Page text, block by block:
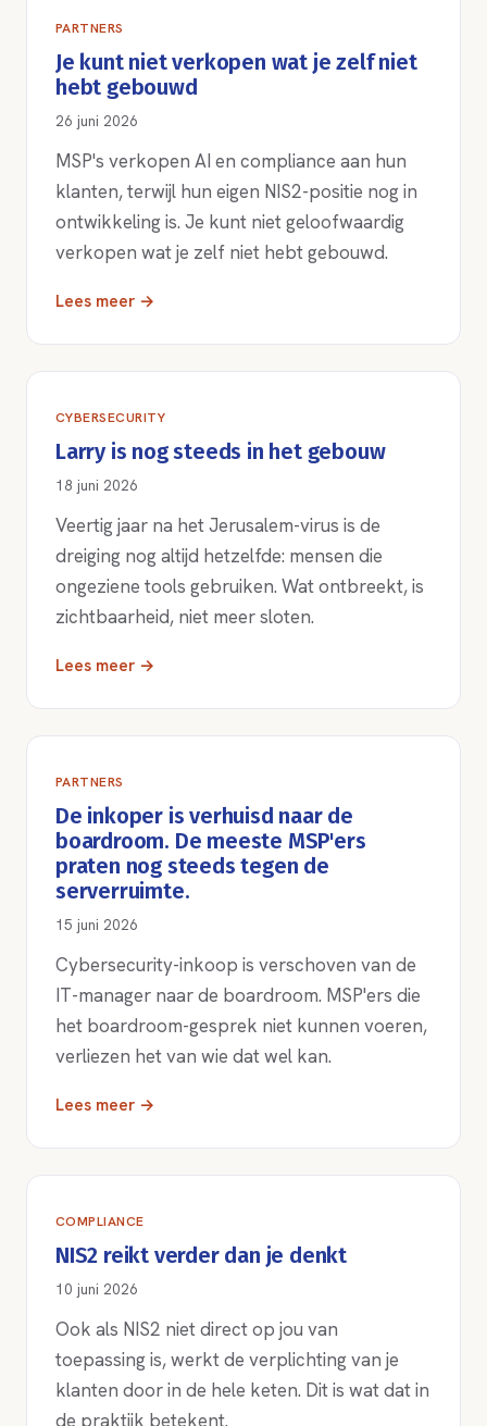
PARTNERS
Je kunt niet verkopen wat je zelf niet
hebt gebouwd
26 juni 2026
MSP's verkopen AI en compliance aan hun
klanten, terwijl hun eigen NIS2-positie nog in
ontwikkeling is. Je kunt niet geloofwaardig
verkopen wat je zelf niet hebt gebouwd.
Lees meer →
CYBERSECURITY
Larry is nog steeds in het gebouw
18 juni 2026
Veertig jaar na het Jerusalem-virus is de
dreiging nog altijd hetzelfde: mensen die
ongeziene tools gebruiken. Wat ontbreekt, is
zichtbaarheid, niet meer sloten.
Lees meer →
PARTNERS
De inkoper is verhuisd naar de
boardroom. De meeste MSP'ers
praten nog steeds tegen de
serverruimte.
15 juni 2026
Cybersecurity-inkoop is verschoven van de
IT-manager naar de boardroom. MSP'ers die
het boardroom-gesprek niet kunnen voeren,
verliezen het van wie dat wel kan.
Lees meer →
COMPLIANCE
NIS2 reikt verder dan je denkt
10 juni 2026
Ook als NIS2 niet direct op jou van
toepassing is, werkt de verplichting van je
klanten door in de hele keten. Dit is wat dat in
de praktijk betekent.